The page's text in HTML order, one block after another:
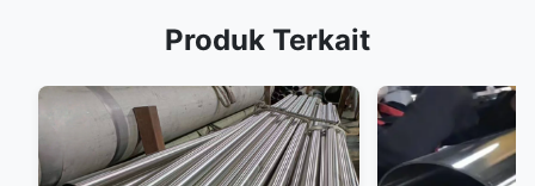
Produk Terkait